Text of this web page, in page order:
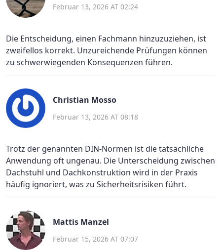
Februar 13, 2026 AT 02:24
Die Entscheidung, einen Fachmann hinzuzuziehen, ist
zweifellos korrekt. Unzureichende Prüfungen können
zu schwerwiegenden Konsequenzen führen.
Christian Mosso
Februar 13, 2026 AT 08:18
Trotz der genannten DIN-Normen ist die tatsächliche
Anwendung oft ungenau. Die Unterscheidung zwischen
Dachstuhl und Dachkonstruktion wird in der Praxis
häufig ignoriert, was zu Sicherheitsrisiken führt.
Mattis Manzel
Februar 15, 2026 AT 07:07